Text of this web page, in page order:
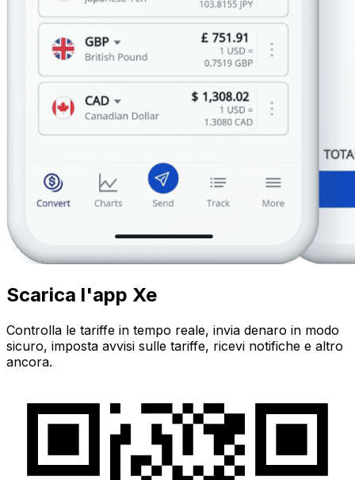
Scarica l'app Xe
Controlla le tariffe in tempo reale, invia denaro in modo
sicuro, imposta avvisi sulle tariffe, ricevi notifiche e altro
ancora.